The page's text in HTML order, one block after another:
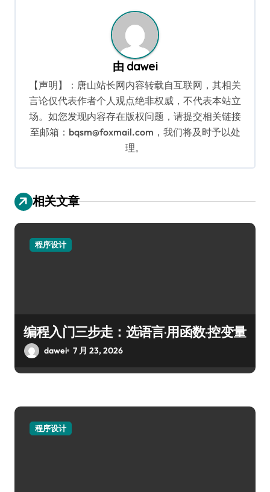
由 dawei
【声明】：唐山站长网内容转载自互联网，其相关
言论仅代表作者个人观点绝非权威，不代表本站立
场。如您发现内容存在版权问题，请提交相关链接
至邮箱：bqsm@foxmail.com，我们将及时予以处
理。
相关文章
程序设计
编程入门三步走：选语言·用函数·控变量
dawei 7 月 23, 2026
程序设计